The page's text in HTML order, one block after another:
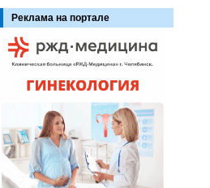
Реклама на портале